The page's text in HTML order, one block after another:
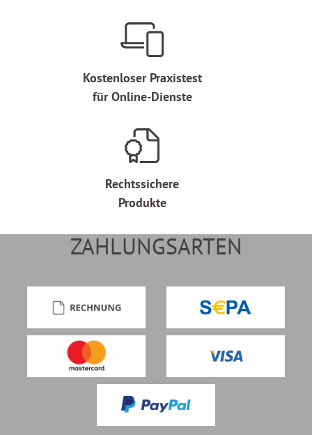
Kostenloser Praxistest
für Online-Dienste
Rechtssichere
Produkte
ZAHLUNGSARTEN